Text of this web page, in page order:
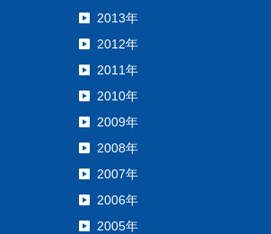
2013年
2012年
2011年
2010年
2009年
2008年
2007年
2006年
2005年